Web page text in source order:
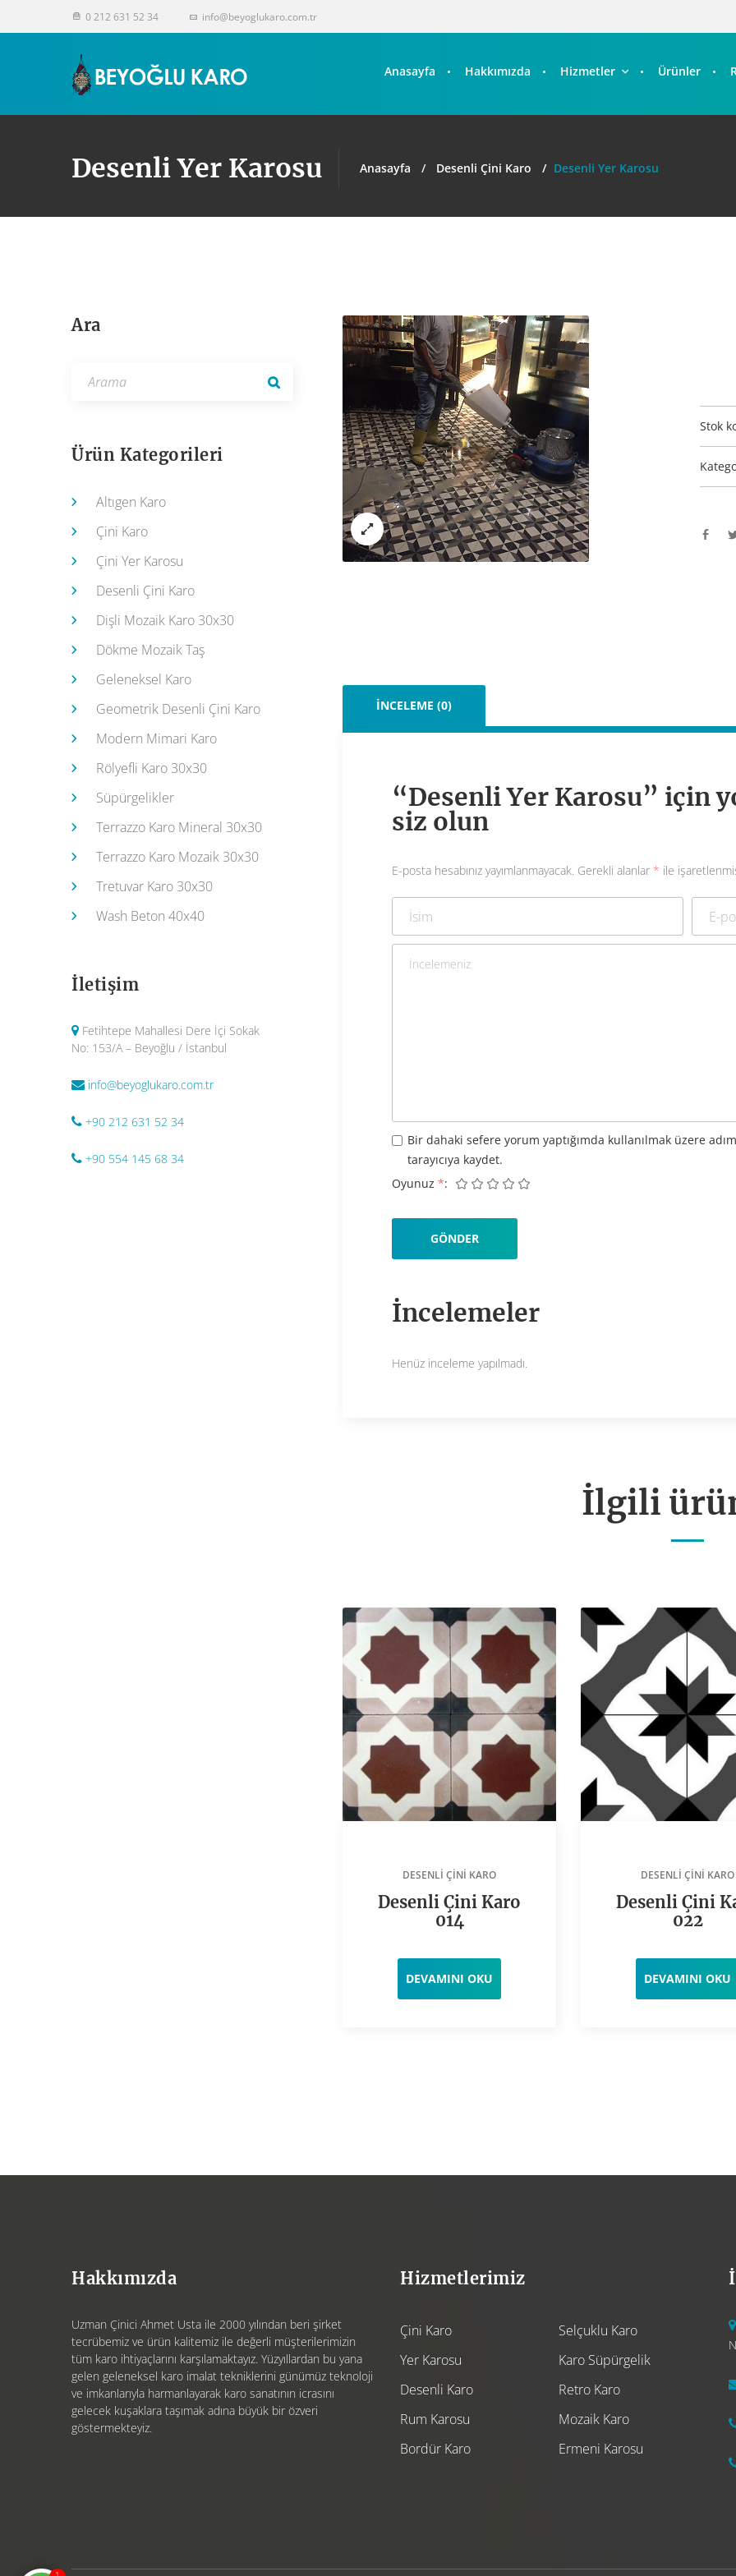
0 212 631 52 34 info@beyoglukaro.com.tr
Anasayfa Hakkımızda Hizmetler Ürünler
Desenli Yer Karosu Anasayfa Desenli Çini Karo Desenli Yer Karosu
Stok
İNCELEME (0)
İncelemeler
Henüz inceleme yapılmadı.
“Desenli Yer Karosu” için
siz olun
E-posta hesabınız yayımlanmayacak. Gerekli alanlar * ile
Oyunuz *
Bir dahaki sefere yorum yaptığımda kullanılmak üzere
tarayıcıya kaydet.
İlgili
DESENLI ÇINI KARO
Desenli Çini Karo
014
DEVAMINI OKU
DESENLI ÇINI KARO
Desenli Çini
022
DEVAMINI OKU
Ara
Ürün Kategorileri
Altıgen Karo
Çini Karo
Çini Yer Karosu
Desenli Çini Karo
Dişli Mozaik Karo 30x30
Dökme Mozaik Taş
Geleneksel Karo
Geometrik Desenli Çini Karo
Modern Mimari Karo
Rölyefli Karo 30x30
Süpürgelikler
Terrazzo Karo Mineral 30x30
Terrazzo Karo Mozaik 30x30
Tretuvar Karo 30x30
Wash Beton 40x40
İletişim
Fetihtepe Mahallesi Dere İçi Sokak
No: 153/A – Beyoğlu / İstanbul
info@beyoglukaro.com.tr
+90 212 631 52 34
+90 554 145 68 34
Hakkımızda
Uzman Çinici Ahmet Usta ile 2000 yılından beri şirket
tecrübemiz ve ürün kalitemiz ile değerli müşterilerimizin
tüm karo ihtiyaçlarını karşılamaktayız. Yüzyıllardan bu yana
gelen geleneksel karo imalat tekniklerini günümüz teknoloji
ve imkanlarıyla harmanlayarak karo sanatının icrasını
gelecek kuşaklara taşımak adına büyük bir özveri
göstermekteyiz.
Hizmetlerimiz
Çini Karo
Yer Karosu
Desenli Karo
Rum Karosu
Bordür Karo
Selçuklu Karo
Karo Süpürgelik
Retro Karo
Mozaik Karo
Ermeni Karosu